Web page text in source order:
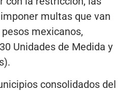
multas que van
mexicanos,
Unidades de Medida y
consolidados del